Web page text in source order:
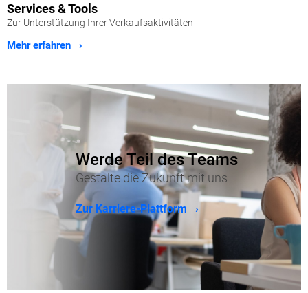
Services & Tools
Zur Unterstützung Ihrer Verkaufsaktivitäten
Mehr erfahren ›
Werde Teil des Teams
Gestalte die Zukunft mit uns
Zur Karriere-Plattform ›